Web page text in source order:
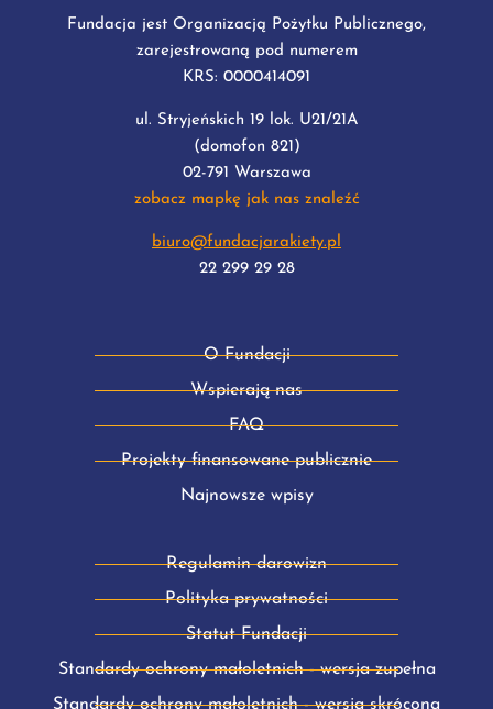
Fundacja jest Organizacją Pożytku Publicznego,
zarejestrowaną pod numerem
KRS: 0000414091
ul. Stryjeńskich 19 lok. U21/21A
(domofon 821)
02-791 Warszawa
zobacz mapkę jak nas znaleźć
biuro@fundacjarakiety.pl
22 299 29 28
O Fundacji
Wspierają nas
FAQ
Projekty finansowane publicznie
Najnowsze wpisy
Regulamin darowizn
Polityka prywatności
Statut Fundacji
Standardy ochrony małoletnich - wersja zupełna
Standardy ochrony małoletnich - wersja skrócona